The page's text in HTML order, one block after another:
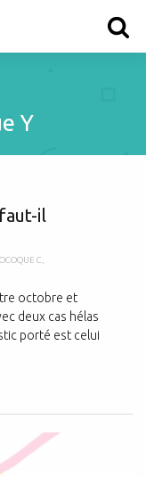
Y
il
C
octobre et
deux cas hélas
porté est celui